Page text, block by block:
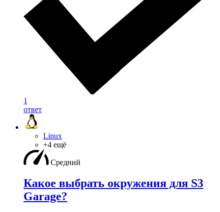
1
ответ
Linux
+4 ещё
Средний
Какое выбрать окружения для S3
Garage?